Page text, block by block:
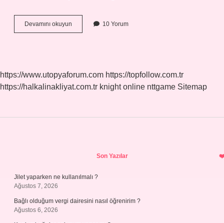
Devamını okuyun
Kıskançlık
10 Yorum
https://www.utopyaforum.com https://topfollow.com.tr
https://halkalinakliyat.com.tr knight online nttgame Sitemap
Son Yazılar
Jilet yaparken ne kullanılmalı ?
Ağustos 7, 2026
Bağlı olduğum vergi dairesini nasıl öğrenirim ?
Ağustos 6, 2026